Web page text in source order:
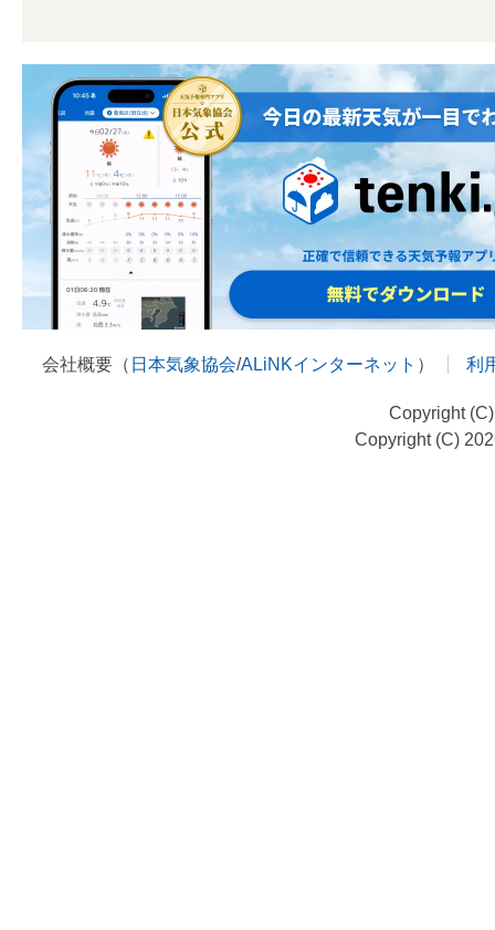
会社概要（ 日本気象協会/ALiNKインターネット ） 利
Copyright
Copyright (C)